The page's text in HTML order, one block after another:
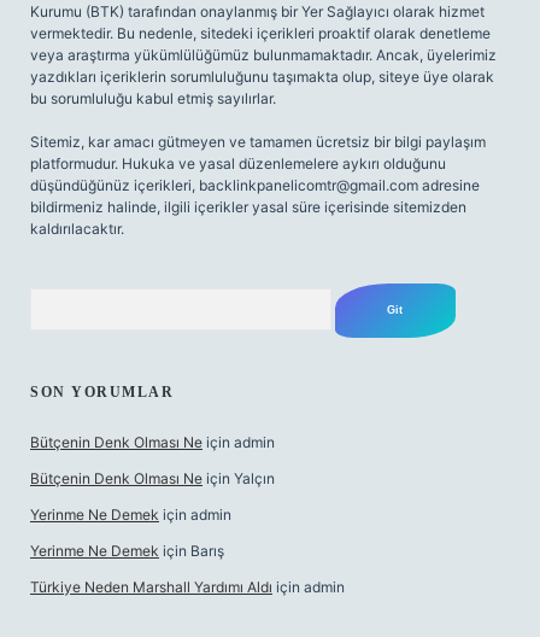
Kurumu (BTK) tarafından onaylanmış bir Yer Sağlayıcı olarak hizmet
vermektedir. Bu nedenle, sitedeki içerikleri proaktif olarak denetleme
veya araştırma yükümlülüğümüz bulunmamaktadır. Ancak, üyelerimiz
yazdıkları içeriklerin sorumluluğunu taşımakta olup, siteye üye olarak
bu sorumluluğu kabul etmiş sayılırlar.
Sitemiz, kar amacı gütmeyen ve tamamen ücretsiz bir bilgi paylaşım
platformudur. Hukuka ve yasal düzenlemelere aykırı olduğunu
düşündüğünüz içerikleri, backlinkpanelicomtr@gmail.com adresine
bildirmeniz halinde, ilgili içerikler yasal süre içerisinde sitemizden
kaldırılacaktır.
SON YORUMLAR
Bütçenin Denk Olması Ne için admin
Bütçenin Denk Olması Ne için Yalçın
Yerinme Ne Demek için admin
Yerinme Ne Demek için Barış
Türkiye Neden Marshall Yardımı Aldı için admin